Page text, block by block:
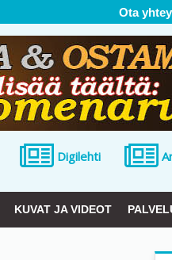
Ota
Digilehti
KUVAT JA VIDEOT